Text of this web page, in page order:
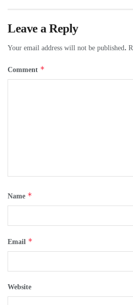
Leave a Reply
Your email address will not be published.
Comment *
Name *
Email *
Website